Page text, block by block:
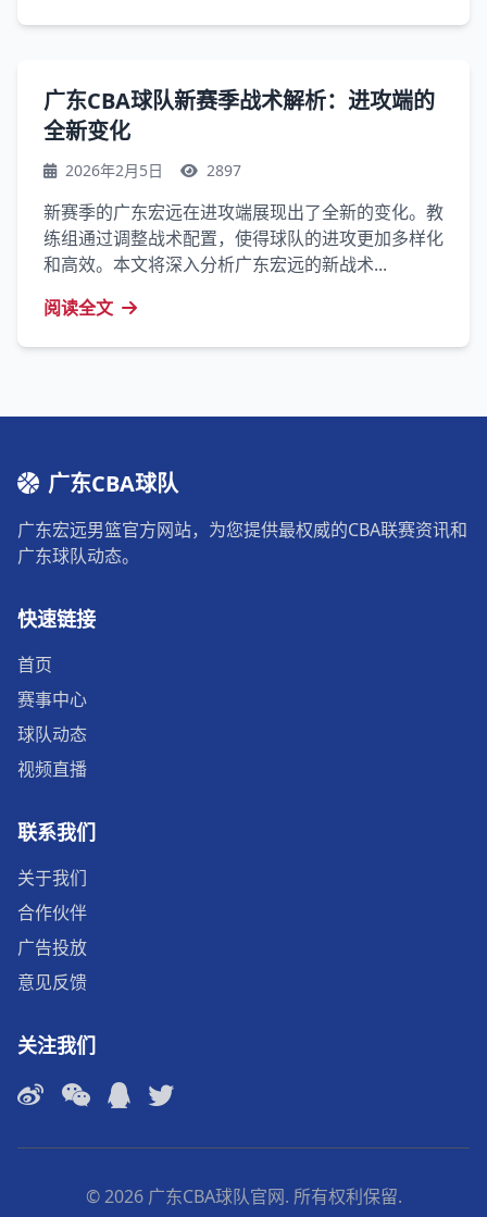
广东CBA球队新赛季战术解析：进攻端的
全新变化
2026年2月5日 2897
新赛季的广东宏远在进攻端展现出了全新的变化。教
练组通过调整战术配置，使得球队的进攻更加多样化
和高效。本文将深入分析广东宏远的新战术...
阅读全文
广东CBA球队
广东宏远男篮官方网站，为您提供最权威的CBA联赛资讯和
广东球队动态。
快速链接
首页
赛事中心
球队动态
视频直播
联系我们
关于我们
合作伙伴
广告投放
意见反馈
关注我们
© 2026 广东CBA球队官网. 所有权利保留.